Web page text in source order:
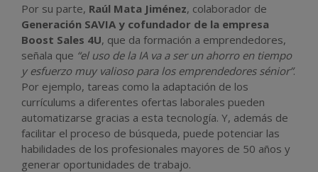
Por su parte, Raúl Mata Jiménez, colaborador de
Generación SAVIA y cofundador de la empresa
Boost Sales 4U, que da formación a emprendedores,
señala que “el uso de la IA va a ser un ahorro en tiempo
y esfuerzo muy valioso para los emprendedores sénior”.
Por ejemplo, tareas como la adaptación de los
currículums a diferentes ofertas laborales pueden
automatizarse gracias a esta tecnología. Y, además de
facilitar el proceso de búsqueda, puede potenciar las
habilidades de los profesionales mayores de 50 años y
generar oportunidades de trabajo.